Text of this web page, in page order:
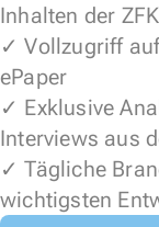
Inhalten der
✓ Vollzugriff
ePaper
✓ Exklusive
Interviews aus
✓ Tägliche
wichtigsten